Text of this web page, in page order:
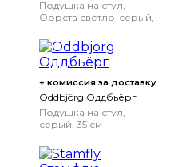
Подушка на стул,
Оррста светло-серый,
+ комиссия за доставку
Oddbjörg Оддбьёрг
Подушка на стул,
серый, 35 см